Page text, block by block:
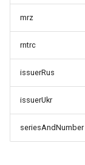
mrz
rntrc
issuerRus
issuerUkr
seriesAndNumber